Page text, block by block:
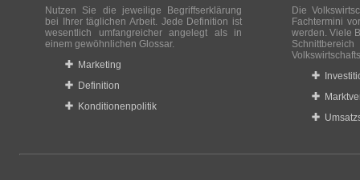
Nutzen Sie die jeweilige Begriffserklärung
bei Ihrer täglichen Arbeit. Jede Definition ist
wesentlich umfangreicher angelegt als in
einem gewöhnlichen Glossar.
Marketing
Definition
Konditionenpolitik
Die
Fachtermini
werden. Viele